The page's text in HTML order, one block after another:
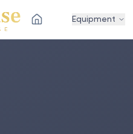
Equipment